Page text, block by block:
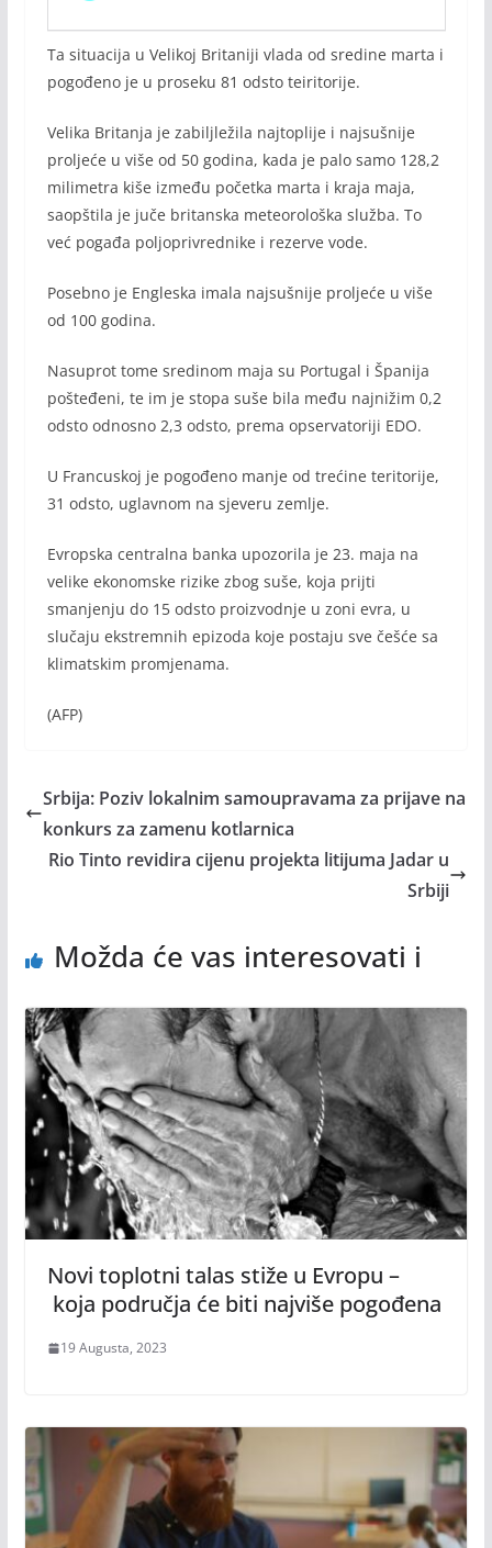
Ta situacija u Velikoj Britaniji vlada od sredine marta i
pogođeno je u proseku 81 odsto teiritorije.
Velika Britanja je zabiljležila najtoplije i najsušnije
proljeće u više od 50 godina, kada je palo samo 128,2
milimetra kiše između početka marta i kraja maja,
saopštila je juče britanska meteorološka služba. To
već pogađa poljoprivrednike i rezerve vode.
Posebno je Engleska imala najsušnije proljeće u više
od 100 godina.
Nasuprot tome sredinom maja su Portugal i Španija
pošteđeni, te im je stopa suše bila među najnižim 0,2
odsto odnosno 2,3 odsto, prema opservatoriji EDO.
U Francuskoj je pogođeno manje od trećine teritorije,
31 odsto, uglavnom na sjeveru zemlje.
Evropska centralna banka upozorila je 23. maja na
velike ekonomske rizike zbog suše, koja prijti
smanjenju do 15 odsto proizvodnje u zoni evra, u
slučaju ekstremnih epizoda koje postaju sve češće sa
klimatskim promjenama.
(AFP)
Srbija: Poziv lokalnim samoupravama za prijave na
konkurs za zamenu kotlarnica
Rio Tinto revidira cijenu projekta litijuma Jadar u
Srbiji
Možda će vas interesovati i
Novi toplotni talas stiže u Evropu –
koja područja će biti najviše pogođena
19 Augusta, 2023